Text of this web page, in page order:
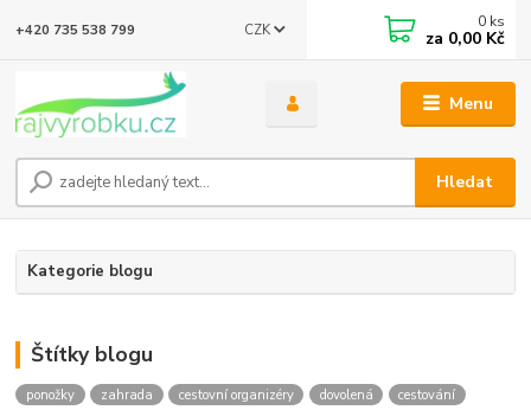
Menu
CZK
Hledat
+420 735 538 799 0 ks
za 0,00 Kč
Kategorie blogu
Štítky blogu
ponožky zahrada cestovní organizéry dovolená
cestování